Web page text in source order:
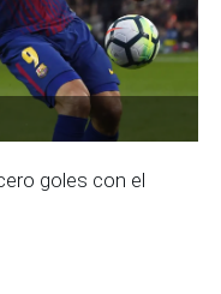
goles con el